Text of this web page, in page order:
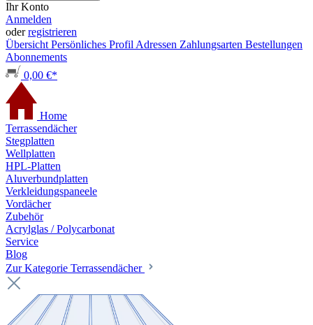
Ihr Konto
Anmelden
oderregistrieren
Übersicht Persönliches Profil Adressen Zahlungsarten Bestellungen
Abonnements
0,00 €*
Home
Terrassendächer
Stegplatten
Wellplatten
HPL-Platten
Aluverbundplatten
Verkleidungspaneele
Vordächer
Zubehör
Acrylglas / Polycarbonat
Service
Blog
Zur Kategorie Terrassendächer